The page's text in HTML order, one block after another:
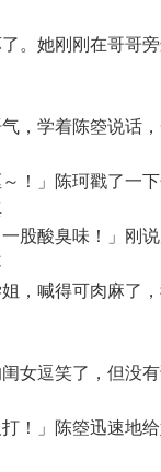
她刚刚在哥哥旁
学着陈箜说话，
～！」陈珂戳了一
股酸臭味！」刚
，喊得可肉麻了
逗笑了，但没有
」陈箜迅速地给